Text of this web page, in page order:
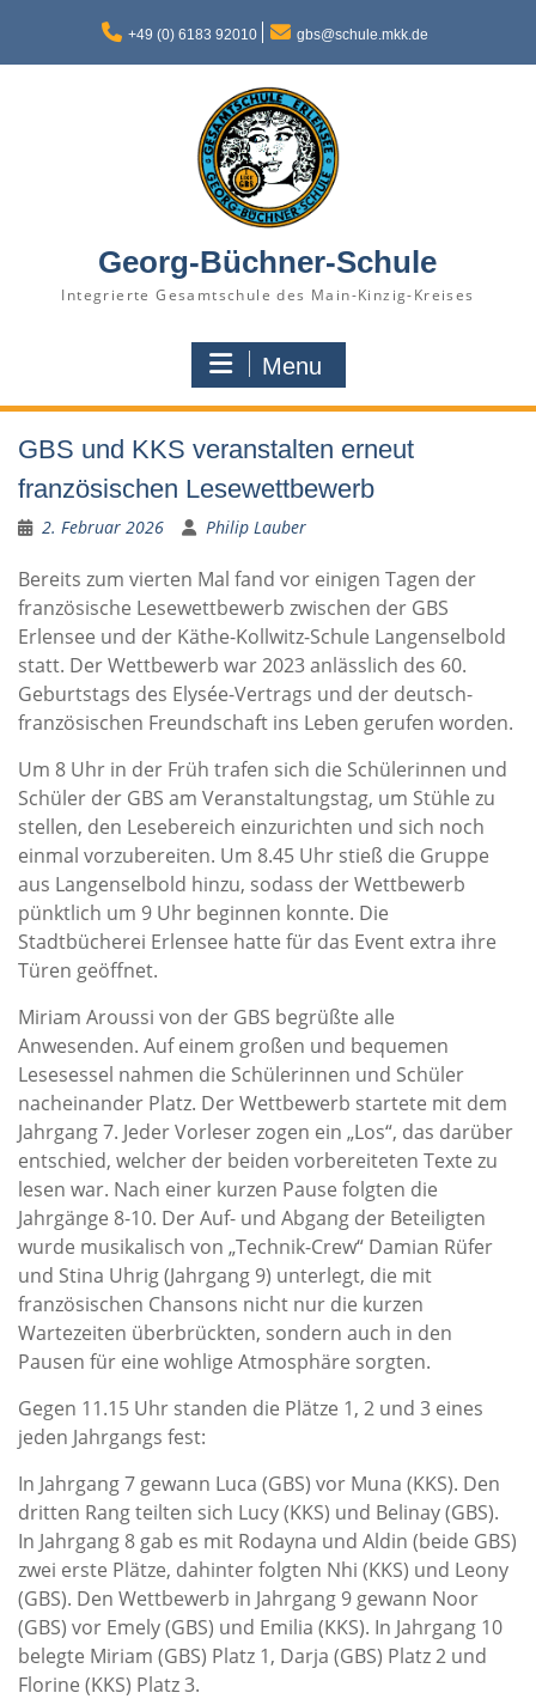
content
+49 (0) 6183 92010 gbs@schule.mkk.de
Georg-Büchner-Schule
Integrierte Gesamtschule des Main-Kinzig-Kreises
Menu
GBS und KKS veranstalten erneut
französischen Lesewettbewerb
2. Februar 2026 Philip Lauber
Bereits zum vierten Mal fand vor einigen Tagen der
französische Lesewettbewerb zwischen der GBS
Erlensee und der Käthe-Kollwitz-Schule Langenselbold
statt. Der Wettbewerb war 2023 anlässlich des 60.
Geburtstags des Elysée-Vertrags und der deutsch-
französischen Freundschaft ins Leben gerufen worden.
Um 8 Uhr in der Früh trafen sich die Schülerinnen und
Schüler der GBS am Veranstaltungstag, um Stühle zu
stellen, den Lesebereich einzurichten und sich noch
einmal vorzubereiten. Um 8.45 Uhr stieß die Gruppe
aus Langenselbold hinzu, sodass der Wettbewerb
pünktlich um 9 Uhr beginnen konnte. Die
Stadtbücherei Erlensee hatte für das Event extra ihre
Türen geöffnet.
Miriam Aroussi von der GBS begrüßte alle
Anwesenden. Auf einem großen und bequemen
Lesesessel nahmen die Schülerinnen und Schüler
nacheinander Platz. Der Wettbewerb startete mit dem
Jahrgang 7. Jeder Vorleser zogen ein „Los“, das darüber
entschied, welcher der beiden vorbereiteten Texte zu
lesen war. Nach einer kurzen Pause folgten die
Jahrgänge 8-10. Der Auf- und Abgang der Beteiligten
wurde musikalisch von „Technik-Crew“ Damian Rüfer
und Stina Uhrig (Jahrgang 9) unterlegt, die mit
französischen Chansons nicht nur die kurzen
Wartezeiten überbrückten, sondern auch in den
Pausen für eine wohlige Atmosphäre sorgten.
Gegen 11.15 Uhr standen die Plätze 1, 2 und 3 eines
jeden Jahrgangs fest:
In Jahrgang 7 gewann Luca (GBS) vor Muna (KKS). Den
dritten Rang teilten sich Lucy (KKS) und Belinay (GBS).
In Jahrgang 8 gab es mit Rodayna und Aldin (beide GBS)
zwei erste Plätze, dahinter folgten Nhi (KKS) und Leony
(GBS). Den Wettbewerb in Jahrgang 9 gewann Noor
(GBS) vor Emely (GBS) und Emilia (KKS). In Jahrgang 10
belegte Miriam (GBS) Platz 1, Darja (GBS) Platz 2 und
Florine (KKS) Platz 3.